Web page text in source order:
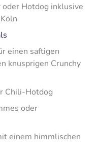
Hotdog inklusive
einen saftigen
knusprigen Crunchy
Chili-Hotdog
oder
einem himmlischen